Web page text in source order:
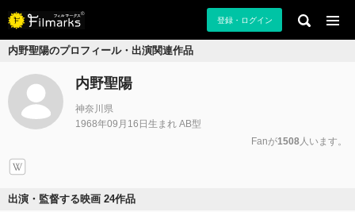
登録・ログイン
内野聖陽のプロフィール・出演関連作品
内野聖陽
神奈川県
1968年09月16日生まれ AB型
Fanが1508人います。
出演・監督する映画 24作品